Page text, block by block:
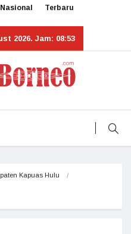
Nasional Terbaru
2026. Jam: 08:53
Kapuas Hulu